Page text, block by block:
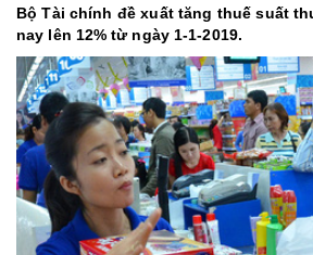
Bộ Tài chính đề xuất tăng thuế suất
nay lên 12% từ ngày 1-1-2019.